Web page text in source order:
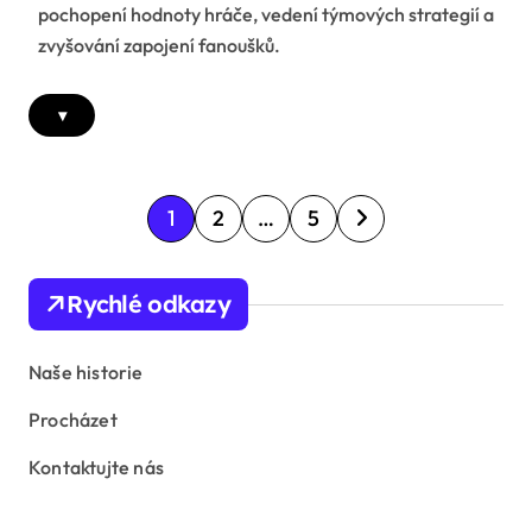
pochopení hodnoty hráče, vedení týmových strategií a
zvyšování zapojení fanoušků.
▾
P
o
s
t
g
1 2 … 5
Rychlé odkazy
Naše historie
Procházet
Kontaktujte nás